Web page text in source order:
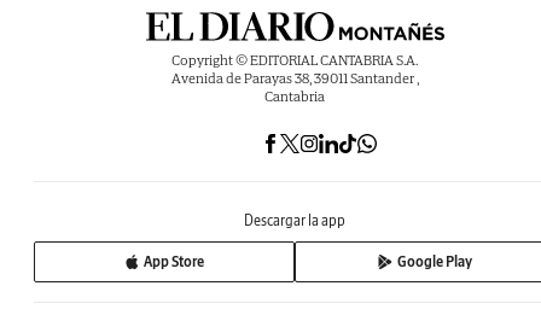
Copyright © EDITORIAL CANTABRIA S.A.
Avenida de Parayas 38, 39011 Santander ,
Cantabria
Descargar la app
App Store Google Play